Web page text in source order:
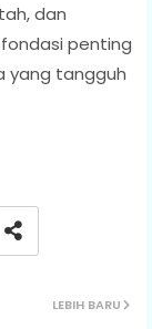
dan
penting
yang tangguh
LEBIH BARU